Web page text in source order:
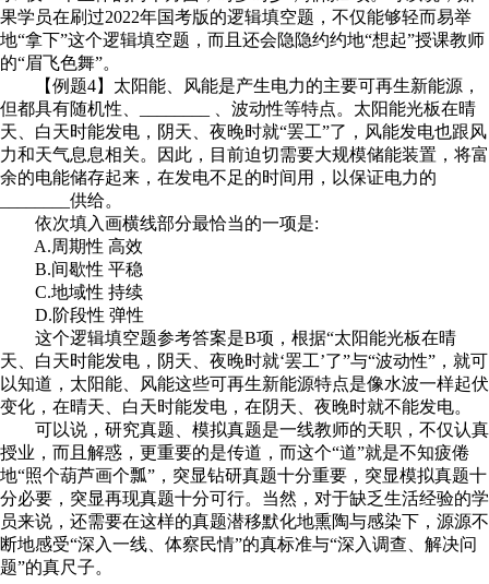
果学员在刷过2022年国考版的逻辑填空题，不仅能够轻而易举
地“拿下”这个逻辑填空题，而且还会隐隐约约地“想起”授课教师
的“眉飞色舞”。
【例题4】太阳能、风能是产生电力的主要可再生新能源，
但都具有随机性、________ 、波动性等特点。太阳能光板在晴
天、白天时能发电，阴天、夜晚时就“罢工”了，风能发电也跟风
力和天气息息相关。因此，目前迫切需要大规模储能装置，将富
余的电能储存起来，在发电不足的时间用，以保证电力的
________供给。
依次填入画横线部分最恰当的一项是:
A.周期性 高效
B.间歇性 平稳
C.地域性 持续
D.阶段性 弹性
这个逻辑填空题参考答案是B项，根据“太阳能光板在晴
天、白天时能发电，阴天、夜晚时就‘罢工’了”与“波动性”，就可
以知道，太阳能、风能这些可再生新能源特点是像水波一样起伏
变化，在晴天、白天时能发电，在阴天、夜晚时就不能发电。
可以说，研究真题、模拟真题是一线教师的天职，不仅认真
授业，而且解惑，更重要的是传道，而这个“道”就是不知疲倦
地“照个葫芦画个瓢”，突显钻研真题十分重要，突显模拟真题十
分必要，突显再现真题十分可行。当然，对于缺乏生活经验的学
员来说，还需要在这样的真题潜移默化地熏陶与感染下，源源不
断地感受“深入一线、体察民情”的真标准与“深入调查、解决问
题”的真尺子。